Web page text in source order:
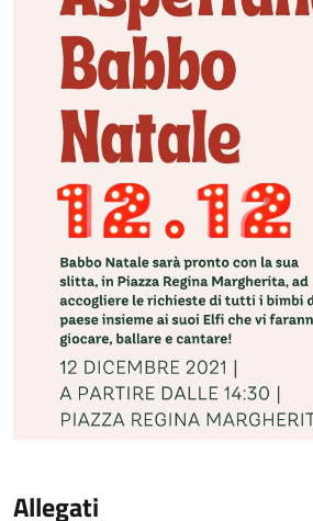
Allegati